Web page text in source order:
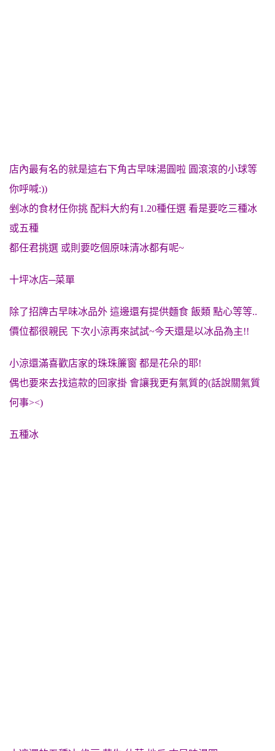
店內最有名的就是這右下角古早味湯圓啦 圓滾滾的小球等
你呼喊:))
剉冰的食材任你挑 配料大約有1.20種任選 看是要吃三種冰
或五種
都任君挑選 或則要吃個原味清冰都有呢~
十坪冰店─菜單
除了招牌古早味冰品外 這邊還有提供麵食 飯類 點心等等..
價位都很親民 下次小涼再來試試~今天還是以冰品為主!!
小涼還滿喜歡店家的珠珠簾窗 都是花朵的耶!
偶也要來去找這款的回家掛 會讓我更有氣質的(話說關氣質
何事><)
五種冰